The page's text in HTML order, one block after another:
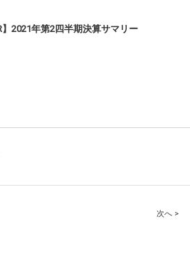
】2021年第2四半期決算サマリー
次へ >